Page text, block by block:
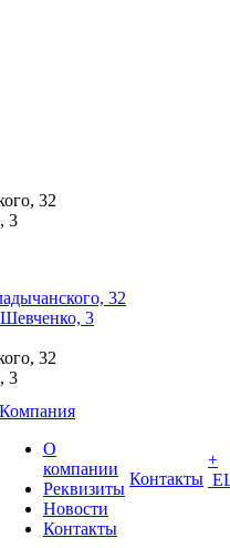
32
3
32
3
32
3
Компания
О
компании
Реквизиты
Новости
Контакты
Контакты
+